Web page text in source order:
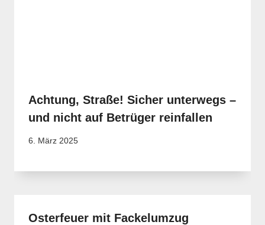
Achtung, Straße! Sicher unterwegs –
und nicht auf Betrüger reinfallen
6. März 2025
Osterfeuer mit Fackelumzug